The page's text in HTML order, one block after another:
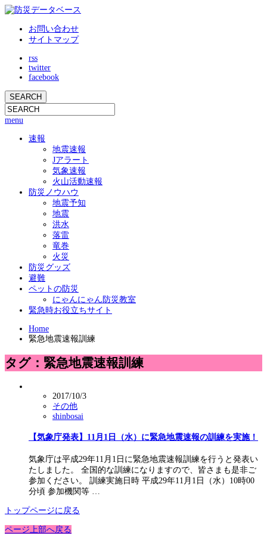
お問い合わせ
サイトマップ
rss
twitter
facebook
menu
速報
地震速報
Jアラート
気象速報
火山活動速報
防災ノウハウ
地震予知
地震
洪水
落雷
竜巻
火災
防災グッズ
避難
ペットの防災
にゃんにゃん防災教室
緊急時お役立ちサイト
Home
緊急地震速報訓練
タグ：緊急地震速報訓練
2017/10/3
その他
shinbosai
【気象庁発表】11月1日（水）に緊急地震速報の訓練を実施！
気象庁は平成29年11月1日に緊急地震速報訓練を行うと発表い
たしました。 全国的な訓練になりますので、皆さまも是非ご
参加ください。 訓練実施日時 平成29年11月1日（水）10時00
分頃 参加機関等 …
トップページに戻る
ページ上部へ戻る